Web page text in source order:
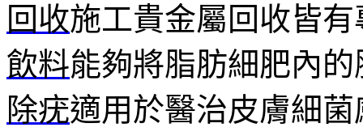
回收施工貴金屬回收皆
飲料能夠將脂肪細肥內
除疣適用於醫治皮膚細